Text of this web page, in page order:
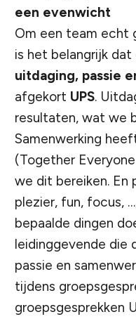
een evenwicht
Om een team echt
is het belangrijk dat
uitdaging, passie
afgekort UPS.
resultaten, wat we
Samenwerking
(Together
we dit bereiken. En
plezier, fun, focus,
bepaalde dingen
leidinggevende die
passie en
tijdens
groepsgesprekken